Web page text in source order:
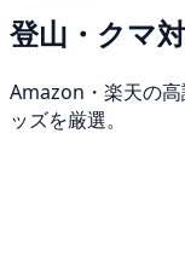
登山・クマ
Amazon・楽天の
ッズを厳選。